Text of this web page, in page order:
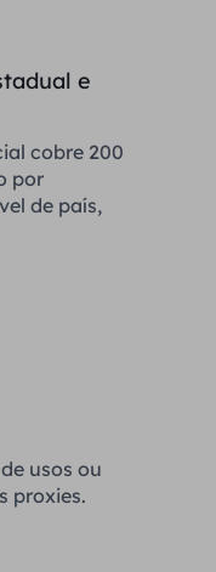
e
cobre 200
por
de país,
usos ou
proxies.